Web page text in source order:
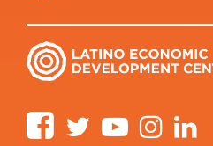
FacebookTwitter YouTube Instagram